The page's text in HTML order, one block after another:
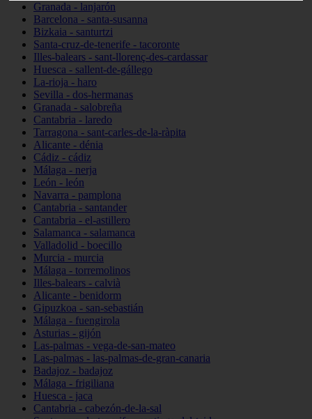
Granada - lanjarón
Barcelona - santa-susanna
Bizkaia - santurtzi
Santa-cruz-de-tenerife - tacoronte
Illes-balears - sant-llorenç-des-cardassar
Huesca - sallent-de-gállego
La-rioja - haro
Sevilla - dos-hermanas
Granada - salobreña
Cantabria - laredo
Tarragona - sant-carles-de-la-ràpita
Alicante - dénia
Cádiz - cádiz
Málaga - nerja
León - león
Navarra - pamplona
Cantabria - santander
Cantabria - el-astillero
Salamanca - salamanca
Valladolid - boecillo
Murcia - murcia
Málaga - torremolinos
Illes-balears - calvià
Alicante - benidorm
Gipuzkoa - san-sebastián
Málaga - fuengirola
Asturias - gijón
Las-palmas - vega-de-san-mateo
Las-palmas - las-palmas-de-gran-canaria
Badajoz - badajoz
Málaga - frigiliana
Huesca - jaca
Cantabria - cabezón-de-la-sal